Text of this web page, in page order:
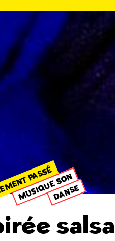
PASSÉ
MUSIQUE SON
DANSE
salsa